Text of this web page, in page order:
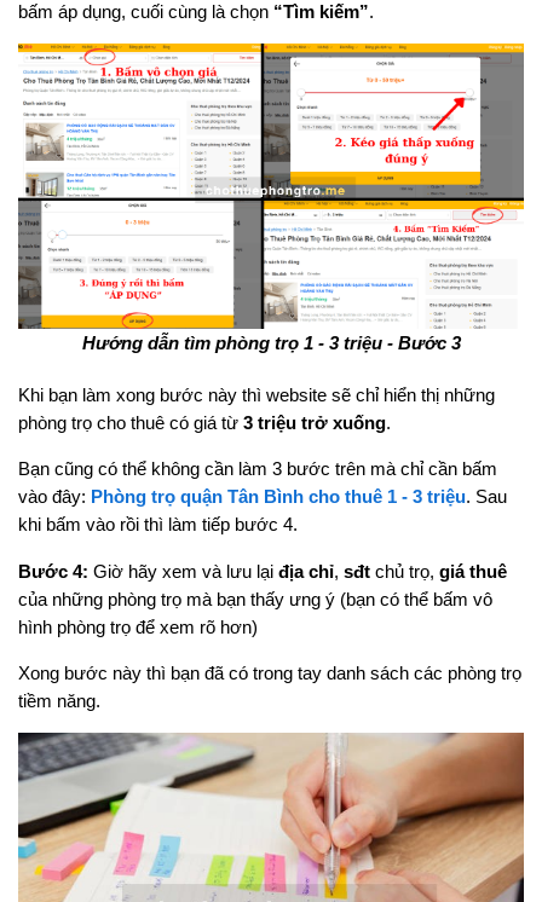
bấm áp dụng, cuối cùng là chọn “Tìm kiếm”.
Hướng dẫn tìm phòng trọ 1 - 3 triệu - Bước 3
Khi bạn làm xong bước này thì website sẽ chỉ hiển thị những
phòng trọ cho thuê có giá từ 3 triệu trở xuống.
Bạn cũng có thể không cần làm 3 bước trên mà chỉ cần bấm
vào đây: Phòng trọ quận Tân Bình cho thuê 1 - 3 triệu. Sau
khi bấm vào rồi thì làm tiếp bước 4.
Bước 4: Giờ hãy xem và lưu lại địa chỉ, sđt chủ trọ, giá thuê
của những phòng trọ mà bạn thấy ưng ý (bạn có thể bấm vô
hình phòng trọ để xem rõ hơn)
Xong bước này thì bạn đã có trong tay danh sách các phòng trọ
tiềm năng.